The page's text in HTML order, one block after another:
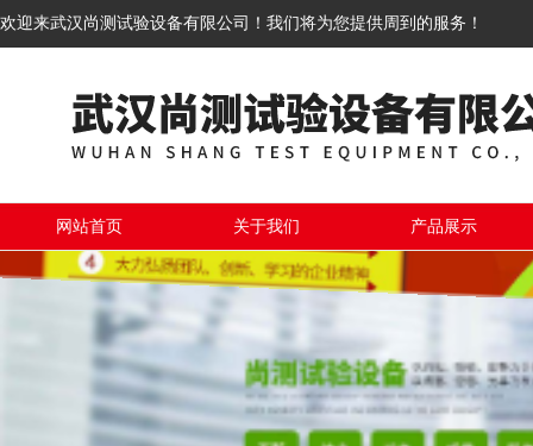
欢迎来武汉尚测试验设备有限公司！我们将为您提供周到的服务！
网站首页 关于我们 产品展示